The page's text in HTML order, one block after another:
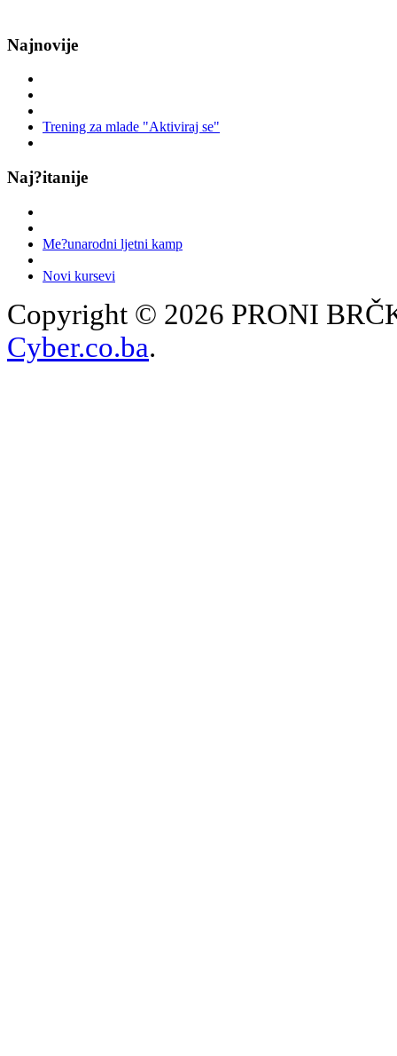
Najnovije
Trening za mlade "Aktiviraj se"
Naj?itanije
Me?unarodni ljetni kamp
Novi kursevi
Copyright © 2026 PRONI
Cyber.co.ba.